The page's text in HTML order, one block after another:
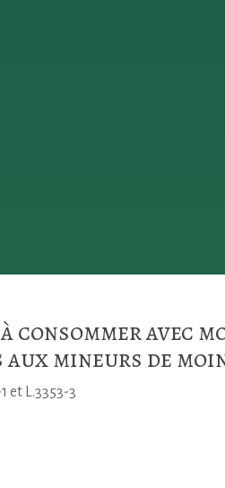
consommer avec
mineurs de
et L.3353-3